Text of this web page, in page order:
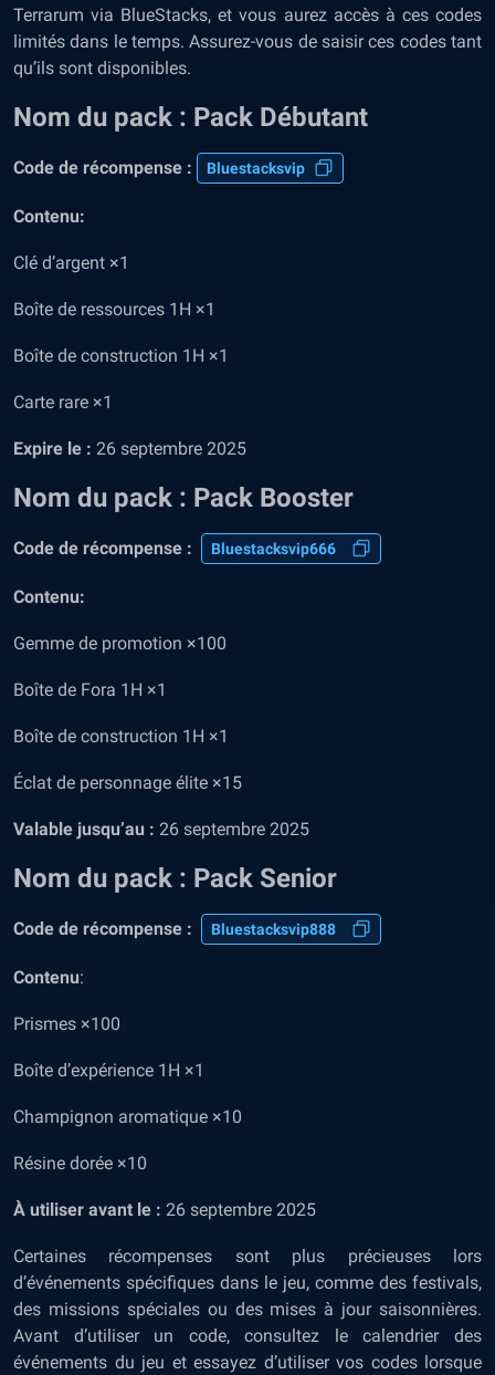
Terrarum via BlueStacks, et vous aurez accès à ces codes
limités dans le temps. Assurez-vous de saisir ces codes tant
qu’ils sont disponibles.
Nom du pack : Pack Débutant
Code de récompense : Bluestacksvip
Contenu:
Clé d’argent ×1
Boîte de ressources 1H ×1
Boîte de construction 1H ×1
Carte rare ×1
Expire le : 26 septembre 2025
Nom du pack : Pack Booster
Code de récompense : Bluestacksvip666
Contenu:
Gemme de promotion ×100
Boîte de Fora 1H ×1
Boîte de construction 1H ×1
Éclat de personnage élite ×15
Valable jusqu’au : 26 septembre 2025
Nom du pack : Pack Senior
Code de récompense : Bluestacksvip888
Contenu:
Prismes ×100
Boîte d’expérience 1H ×1
Champignon aromatique ×10
Résine dorée ×10
À utiliser avant le : 26 septembre 2025
Certaines récompenses sont plus précieuses lors
d’événements spécifiques dans le jeu, comme des festivals,
des missions spéciales ou des mises à jour saisonnières.
Avant d’utiliser un code, consultez le calendrier des
événements du jeu et essayez d’utiliser vos codes lorsque